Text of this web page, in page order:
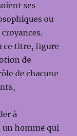
ses
ou
ce titre, figure
de
de chacune
à
un homme qui